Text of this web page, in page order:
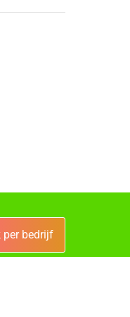
per bedrijf